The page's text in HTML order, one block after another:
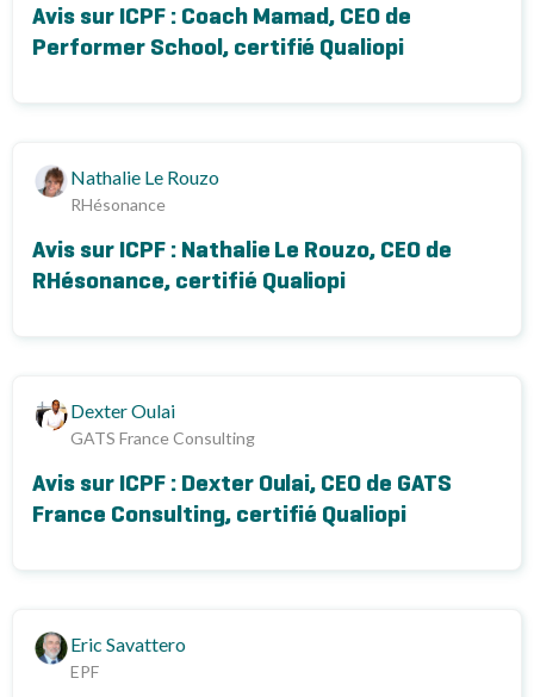
Avis sur ICPF : Coach Mamad, CEO de
Performer School, certifié Qualiopi
Nathalie Le Rouzo
RHésonance
Avis sur ICPF : Nathalie Le Rouzo, CEO de
RHésonance, certifié Qualiopi
Dexter Oulai
GATS France Consulting
Avis sur ICPF : Dexter Oulai, CEO de GATS
France Consulting, certifié Qualiopi
Eric Savattero
EPF